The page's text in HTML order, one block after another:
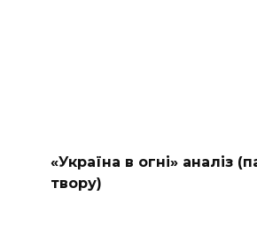
«Україна в огні» аналіз
твору)